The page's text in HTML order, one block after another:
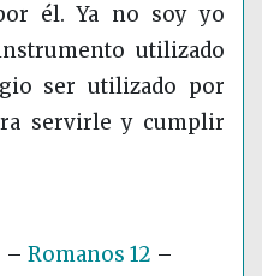
él. Ya no soy yo
utilizado
ser utilizado por
servirle y cumplir
– Romanos 12 –